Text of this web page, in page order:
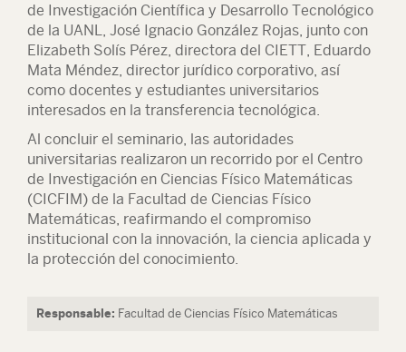
de Investigación Científica y Desarrollo Tecnológico
de la UANL, José Ignacio González Rojas, junto con
Elizabeth Solís Pérez, directora del CIETT, Eduardo
Mata Méndez, director jurídico corporativo, así
como docentes y estudiantes universitarios
interesados en la transferencia tecnológica.
Al concluir el seminario, las autoridades
universitarias realizaron un recorrido por el Centro
de Investigación en Ciencias Físico Matemáticas
(CICFIM) de la Facultad de Ciencias Físico
Matemáticas, reafirmando el compromiso
institucional con la innovación, la ciencia aplicada y
la protección del conocimiento.
Responsable: Facultad de Ciencias Físico Matemáticas